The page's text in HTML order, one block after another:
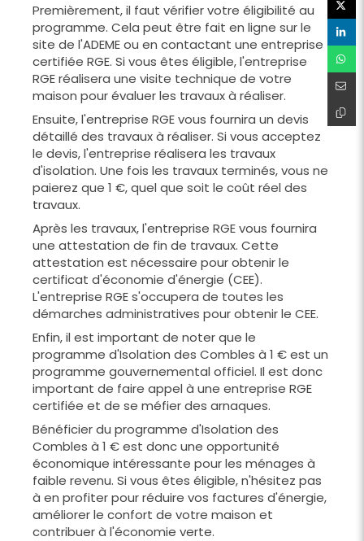
Premièrement, il faut vérifier votre éligibilité au
programme. Cela peut être fait en ligne sur le
site de l'ADEME ou en contactant une entreprise
certifiée RGE. Si vous êtes éligible, l'entreprise
RGE réalisera une visite technique de votre
maison pour évaluer les travaux à réaliser.
Ensuite, l'entreprise RGE vous fournira un devis
détaillé des travaux à réaliser. Si vous acceptez
le devis, l'entreprise réalisera les travaux
d'isolation. Une fois les travaux terminés, vous ne
paierez que 1 €, quel que soit le coût réel des
travaux.
Après les travaux, l'entreprise RGE vous fournira
une attestation de fin de travaux. Cette
attestation est nécessaire pour obtenir le
certificat d'économie d'énergie (CEE).
L'entreprise RGE s'occupera de toutes les
démarches administratives pour obtenir le CEE.
Enfin, il est important de noter que le
programme d'Isolation des Combles à 1 € est un
programme gouvernemental officiel. Il est donc
important de faire appel à une entreprise RGE
certifiée et de se méfier des arnaques.
Bénéficier du programme d'Isolation des
Combles à 1 € est donc une opportunité
économique intéressante pour les ménages à
faible revenu. Si vous êtes éligible, n'hésitez pas
à en profiter pour réduire vos factures d'énergie,
améliorer le confort de votre maison et
contribuer à l'économie verte.